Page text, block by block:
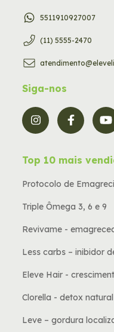
5511910927007
(11) 5555-2470
Siga-nos
Top 10 mais
Protocolo de
Triple Ômega 3, 6 e 9
Revivame -
Less carbs – inibidor
Eleve Hair -
Clorella - detox natural
Leve – gordura